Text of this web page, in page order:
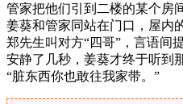
管家把他们引到二楼的某个房
姜葵和管家同站在门口，屋内
郑先生叫对方“四哥”，言语间
安静了几秒，姜葵才终于听
“脏东西你也敢往我家带。”